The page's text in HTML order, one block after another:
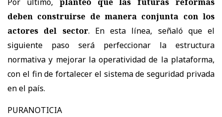
deben construirse de manera conjunta con los
actores del sector. En esta línea, señaló que el
siguiente paso será perfeccionar la estructura
normativa y mejorar la operatividad de la plataforma,
con el fin de fortalecer el sistema de seguridad privada
en el país.
PURANOTICIA